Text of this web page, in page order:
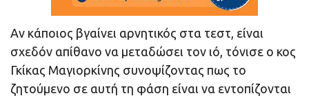
Αν κάποιος βγαίνει αρνητικός στα τεστ, είναι
σχεδόν απίθανο να μεταδώσει τον ιό, τόνισε ο κος
Γκίκας Μαγιορκίνης συνοψίζοντας πως το
ζητούμενο σε αυτή τη φάση είναι να εντοπίζονται